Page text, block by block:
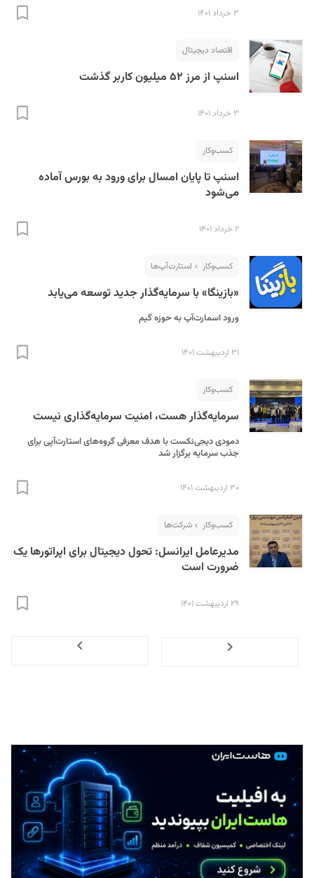
۳ خرداد ۱۴۰۱
اقتصاد دیجیتال
اسنپ از مرز ۵۲ میلیون کاربر گذشت
۳ خرداد ۱۴۰۱
کسب‌و‌کار
اسنپ تا پایان امسال برای ورود به بورس آماده
می‌شود
۲ خرداد ۱۴۰۱
کسب‌و‌کار استارت‌آپ‌ها
«بازینگا» با سرمایه‌گذار جدید توسعه می‌یابد
ورود اسمارت‌آپ به حوزه گیم
۳۱ اردیبهشت ۱۴۰۱
کسب‌و‌کار
سرمایه‌گذار هست، امنیت سرمایه‌گذاری نیست
دمودی دیجی‌نکست با هدف معرفی‌ گروه‌های استار‌ت‌آپی برای
جذب سرمایه برگزار شد
۳۰ اردیبهشت ۱۴۰۱
کسب‌و‌کار شرکت‌ها
مدیرعامل ایرانسل: تحول دیجیتال برای اپراتورها یک
ضرورت است
۲۹ اردیبهشت ۱۴۰۱